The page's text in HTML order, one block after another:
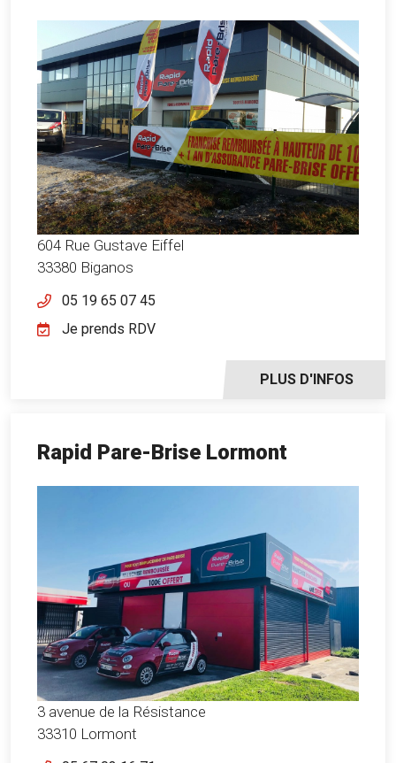
604 Rue Gustave Eiffel
33380 Biganos
05 19 65 07 45
PLUS D'INFOS
Je prends RDV
Rapid Pare-Brise Lormont
3 avenue de la Résistance
33310 Lormont